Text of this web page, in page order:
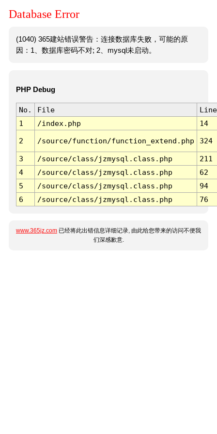
Database Error
(1040) 365建站错误警告：连接数据库失败，可能的原
因：1、数据库密码不对; 2、mysql未启动。
PHP Debug
No. File
Line
1
/index.php 14
2 /source/function/function_extend.php 324
3 /source/class/jzmysql.class.php
211
4
/source/class/jzmysql.class.php
62
5
/source/class/jzmysql.class.php
94
6
/source/class/jzmysql.class.php 76
www.365jz.com 已经将此出错信息详细记录, 由此给您带来的访问不便我
们深感歉意.